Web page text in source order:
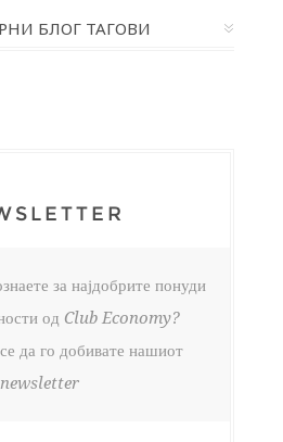
БЛОГ ТАГОВИ
за најдобрите понуди
од Club Economy?
да го добивате нашиот
newsletter